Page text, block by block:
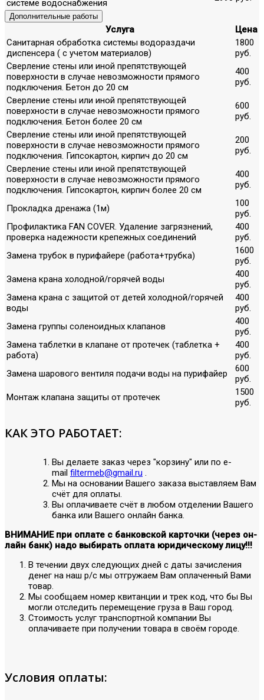
системе водоснабжения
Дополнительные работы
Услуга
Цена
Санитарная обработка системы водораздачи
диспенсера ( с учетом материалов)
1800
руб.
Сверление стены или иной препятствующей
поверхности в случае невозможности прямого
подключения. Бетон до 20 см
400
руб.
Сверление стены или иной препятствующей
поверхности в случае невозможности прямого
подключения. Бетон более 20 см
600
руб.
Сверление стены или иной препятствующей
поверхности в случае невозможности прямого
подключения. Гипсокартон, кирпич до 20 см
200
руб.
Сверление стены или иной препятствующей
поверхности в случае невозможности прямого
подключения. Гипсокартон, кирпич более 20 см
400
руб.
Прокладка дренажа (1м)
100
руб.
Профилактика FAN COVER. Удаление загрязнений,
проверка надежности крепежных соединений
400
руб.
Замена трубок в пурифайере (работа+трубка)
1600
руб.
Замена крана холодной/горячей воды
400
руб.
Замена крана с защитой от детей холодной/горячей
воды
400
руб.
Замена группы соленоидных клапанов
400
руб.
Замена таблетки в клапане от протечек (таблетка +
работа)
400
руб.
Замена шарового вентиля подачи воды на пурифайер
600
руб.
Монтаж клапана защиты от протечек
1500
руб.
КАК ЭТО РАБОТАЕТ:
Вы делаете заказ через "корзину" или по е-
mail filtermeb@gmail.ru .
Мы на основании Вашего заказа выставляем Вам
счёт для оплаты.
Вы оплачиваете счёт в любом отделении Вашего
банка или Вашего онлайн банка.
ВНИМАНИЕ при оплате с банковской карточки (через он-
лайн банк) надо выбирать оплата юридическому лицу!!!
В течении двух следующих дней с даты зачисления
денег на наш р/с мы отгружаем Вам оплаченный Вами
товар.
Мы сообщаем номер квитанции и трек код, что бы Вы
могли отследить перемещение груза в Ваш город.
Стоимость услуг транспортной компании Вы
оплачиваете при получении товара в своём городе.
Условия оплаты: